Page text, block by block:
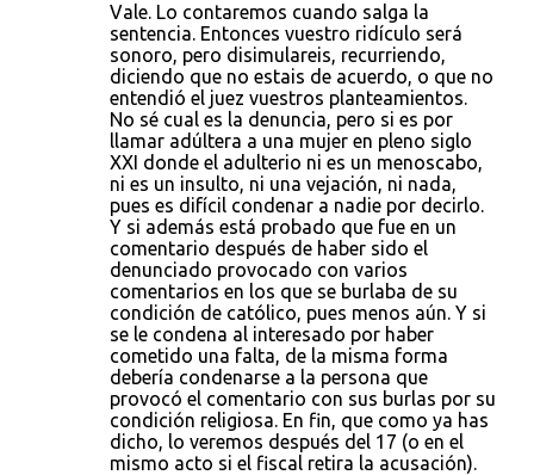
Vale. Lo contaremos cuando salga la
sentencia. Entonces vuestro ridículo será
sonoro, pero disimulareis, recurriendo,
diciendo que no estais de acuerdo, o que no
entendió el juez vuestros planteamientos.
No sé cual es la denuncia, pero si es por
llamar adúltera a una mujer en pleno siglo
XXI donde el adulterio ni es un menoscabo,
ni es un insulto, ni una vejación, ni nada,
pues es difícil condenar a nadie por decirlo.
Y si además está probado que fue en un
comentario después de haber sido el
denunciado provocado con varios
comentarios en los que se burlaba de su
condición de católico, pues menos aún. Y si
se le condena al interesado por haber
cometido una falta, de la misma forma
debería condenarse a la persona que
provocó el comentario con sus burlas por su
condición religiosa. En fin, que como ya has
dicho, lo veremos después del 17 (o en el
mismo acto si el fiscal retira la acusación).